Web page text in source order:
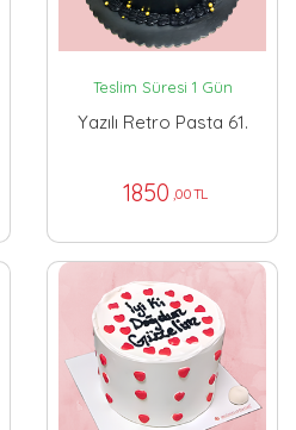
Teslim Süresi 1 Gün
Yazılı Retro Pasta 61.
1850 ,00 TL